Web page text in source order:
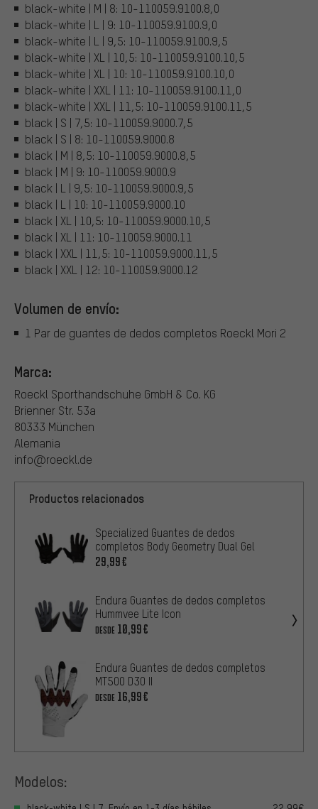
black-white | M | 8: 10-110059.9100.8,0
black-white | L | 9: 10-110059.9100.9,0
black-white | L | 9,5: 10-110059.9100.9,5
black-white | XL | 10,5: 10-110059.9100.10,5
black-white | XL | 10: 10-110059.9100.10,0
black-white | XXL | 11: 10-110059.9100.11,0
black-white | XXL | 11,5: 10-110059.9100.11,5
black | S | 7,5: 10-110059.9000.7,5
black | S | 8: 10-110059.9000.8
black | M | 8,5: 10-110059.9000.8,5
black | M | 9: 10-110059.9000.9
black | L | 9,5: 10-110059.9000.9,5
black | L | 10: 10-110059.9000.10
black | XL | 10,5: 10-110059.9000.10,5
black | XL | 11: 10-110059.9000.11
black | XXL | 11,5: 10-110059.9000.11,5
black | XXL | 12: 10-110059.9000.12
Volumen de envío:
1 Par de guantes de dedos completos Roeckl Mori 2
Marca:
Roeckl Sporthandschuhe GmbH & Co. KG
Brienner Str. 53a
80333 München
Alemania
info@roeckl.de
Productos relacionados
Specialized Guantes de dedos
completos Body Geometry Dual Gel
29,99€
Endura Guantes de dedos completos
Hummvee Lite Icon
DESDE 10,99€
Endura Guantes de dedos completos
MT500 D3O II
DESDE 16,99€
Modelos: